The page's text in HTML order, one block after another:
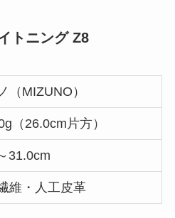
トニング Z8
（MIZUNO）
（26.0cm片方）
31.0cm
維・人工皮革